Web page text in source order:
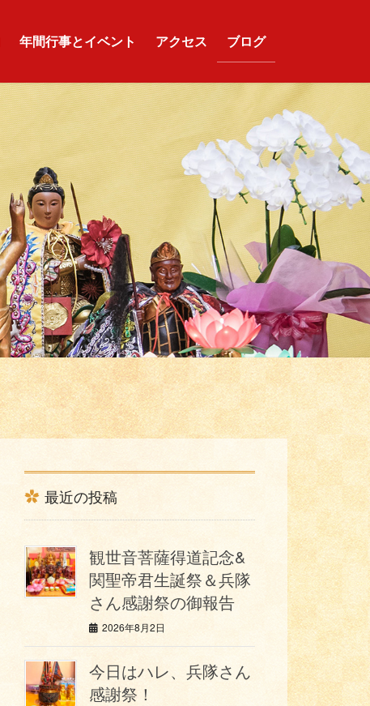
年間行事とイベント アクセス ブログ
最近の投稿
観世音菩薩得道記念&
関聖帝君生誕祭＆兵隊
さん感謝祭の御報告
2026年8月2日
今日はハレ、兵隊さん
感謝祭！